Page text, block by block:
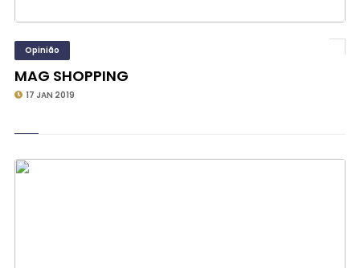
Opinião
MAG SHOPPING
17 JAN 2019